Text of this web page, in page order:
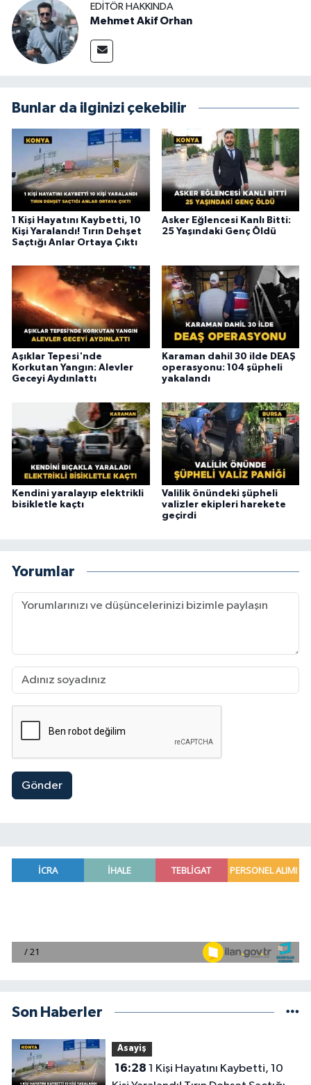
EDITÖR HAKKINDA
Mehmet Akif Orhan
Bunlar da ilginizi çekebilir
1 Kişi Hayatını Kaybetti, 10
Kişi Yaralandı! Tırın Dehşet
Saçtığı Anlar Ortaya Çıktı
Asker Eğlencesi Kanlı Bitti:
25 Yaşındaki Genç Öldü
Aşıklar Tepesi'nde
Korkutan Yangın: Alevler
Geceyi Aydınlattı
Karaman dahil 30 ilde DEAŞ
operasyonu: 104 şüpheli
yakalandı
Kendini yaralayıp elektrikli
bisikletle kaçtı
Valilik önündeki şüpheli
valizler ekipleri harekete
geçirdi
Yorumlar
Gönder
Son Haberler
Asayiş
16:28